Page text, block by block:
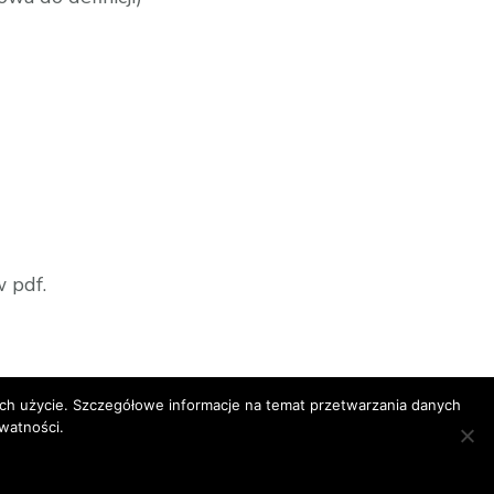
pdf.
użycie. Szczegółowe informacje na temat przetwarzania danych